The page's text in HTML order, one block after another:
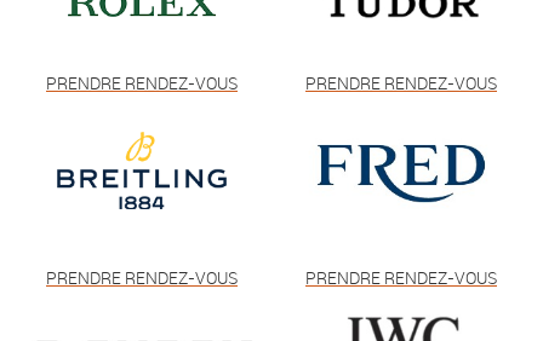
PRENDRE RENDEZ-VOUS PRENDRE RENDEZ-VOUS
PRENDRE RENDEZ-VOUS PRENDRE RENDEZ-VOUS